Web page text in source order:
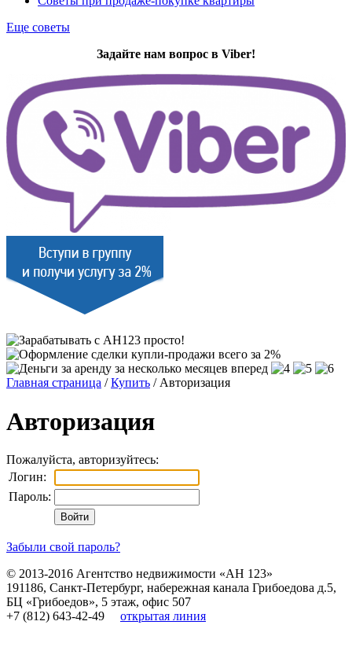
Еще советы
Задайте нам вопрос в Viber!
Главная страница /Купить / Авторизация
Авторизация
Пожалуйста, авторизуйтесь:
Логин:
Пароль:
Забыли свой пароль?
© 2013-2016 Агентство недвижимости «АН 123»
191186, Санкт-Петербург, набережная канала Грибоедова д.5,
БЦ «Грибоедов», 5 этаж, офис 507
+7 (812) 643-42-49
открытая линия